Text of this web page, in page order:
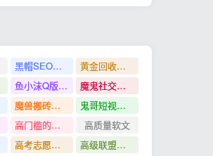
黑帽SEO案例分析
黄金回收奢侈品
鱼小沫Q版人物团练课
魔鬼社交实战课全套课程
魔兽搬砖搞钱
鬼哥短视频底层逻辑
高门槛的生意
高质量软文
高考志愿填报
高级联盟营销教程